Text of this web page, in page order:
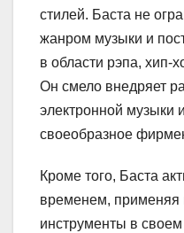
стилей. Баста не
жанром музыки и
в области рэпа, хип-
Он смело внедряет
электронной музыки
своеобразное
Кроме того, Баста
временем, применяя
инструменты в